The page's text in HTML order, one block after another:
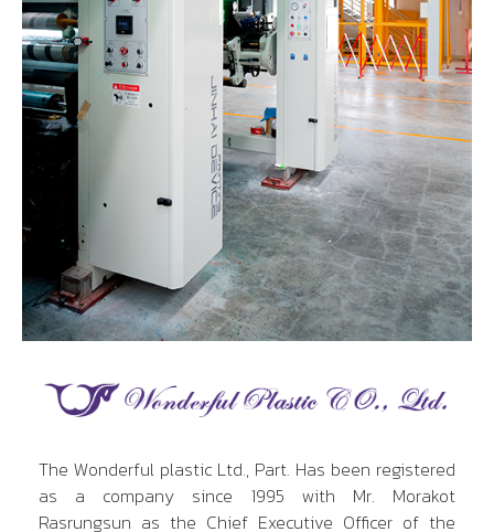
The Wonderful plastic Ltd., Part. Has been registered
as a company since 1995 with Mr. Morakot
Rasrungsun as the Chief Executive Officer of the